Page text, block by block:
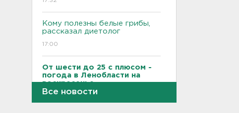
Кому полезны белые грибы,
рассказал диетолог
17:00
От шести до 25 с плюсом -
погода в Ленобласти на
воскресенье
16:30
Все новости